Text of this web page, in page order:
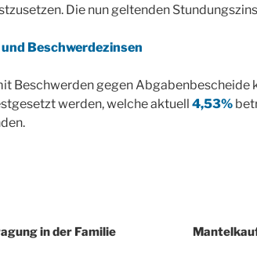
Die nun geltenden
Beschwerdezinsen
Beschwerden gegen Abgabenbescheide
werden, welche aktuell 4,53%
in der Familie